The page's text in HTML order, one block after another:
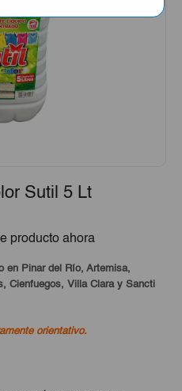
Sutil 5 Lt
producto ahora
en Pinar del Río, Artemisa,
Cienfuegos, Villa Clara y Sancti
orientativo.